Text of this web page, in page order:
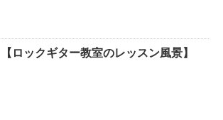
【ロックギター教室のレッスン風景】